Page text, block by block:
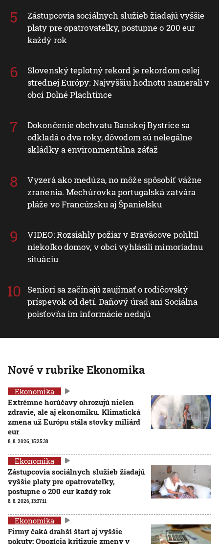
Zástupcovia sociálnych služieb žiadajú vyššie
platy pre opatrovateľky, postupne o 200 eur
každý rok
Slovenský teplotný rekord je rekordom celej
strednej Európy: Najvyššiu hodnotu namerali v
obci Dolné Plachtince
Dokončenie obchvatu Banskej Bystrice sa
odkladá o dva roky, dôvodom sú nelegálne
skládky a environmentálna záťaž
Vyzerá ako medúza, no môže spôsobiť vážne
zranenia. Mechúrovka portugalská zatvára
pláže vo Francúzsku aj Španielsku
VIDEO: Rozsiahly požiar v Braväcove pohltil
niekoľko domov, v obci vyhlásili mimoriadnu
situáciu
Seniori sa začínajú zaujímať o rodičovský
príspevok od detí. Daňový úrad ani Sociálna
poisťovňa im informácie nedajú
Nové v rubrike Ekonomika
Ekonomika
Extrémne horúčavy ohrozujú nielen
zdravie, ale aj ekonomiku. Klimatická
zmena už Európu stála stovky miliárd
eur
8. 8. 2026, 15:25:38
Ekonomika
Zástupcovia sociálnych služieb žiadajú
vyššie platy pre opatrovateľky,
postupne o 200 eur každý rok
8. 8. 2026, 13:37:11
Ekonomika
Firmy čaká drahší štart aj vyššie
pokuty: Opozícia kritizuje zmeny v